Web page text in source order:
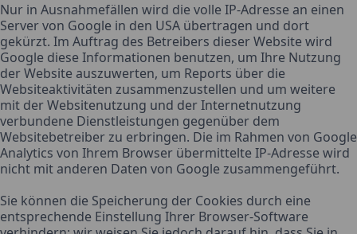
Nur in Ausnahmefällen wird die volle IP-Adresse an einen
Server von Google in den USA übertragen und dort
gekürzt. Im Auftrag des Betreibers dieser Website wird
Google diese Informationen benutzen, um Ihre Nutzung
der Website auszuwerten, um Reports über die
Websiteaktivitäten zusammenzustellen und um weitere
mit der Websitenutzung und der Internetnutzung
verbundene Dienstleistungen gegenüber dem
Websitebetreiber zu erbringen. Die im Rahmen von Google
Analytics von Ihrem Browser übermittelte IP-Adresse wird
nicht mit anderen Daten von Google zusammengeführt.
Sie können die Speicherung der Cookies durch eine
entsprechende Einstellung Ihrer Browser-Software